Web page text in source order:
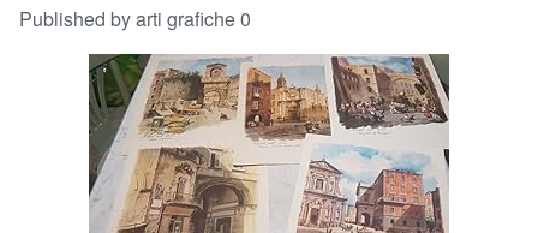
Advanced Search
Browse Collections
Rare Books
Art & Collectibles
Textbooks
Published byarti grafiche 0